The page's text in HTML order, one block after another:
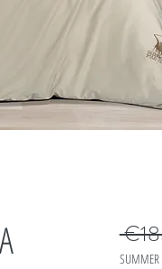
SUMMER